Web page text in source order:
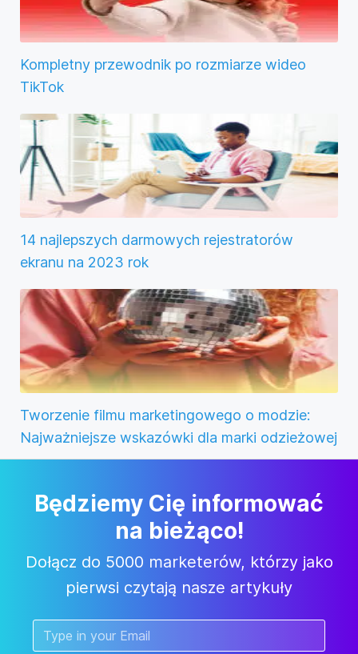
Kompletny przewodnik po rozmiarze wideo
TikTok
14 najlepszych darmowych rejestratorów
ekranu na 2023 rok
Tworzenie filmu marketingowego o modzie:
Najważniejsze wskazówki dla marki odzieżowej
Będziemy Cię informować
na bieżąco!
Dołącz do 5000 marketerów, którzy jako
pierwsi czytają nasze artykuły